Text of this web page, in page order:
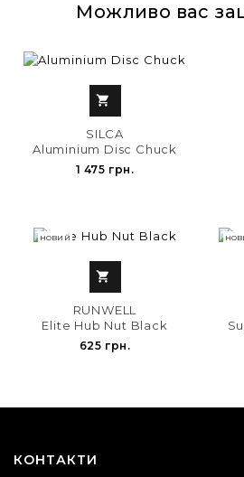
Можливо вас

SILCA
Aluminium Disc Chuck
1 475 грн.
НОВИЙ

RUNWELL
Elite Hub Nut Black
625 грн.
КОНТАКТИ